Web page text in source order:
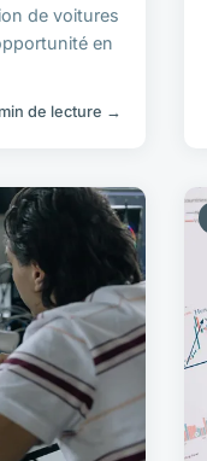
de voitures
en
de lecture →